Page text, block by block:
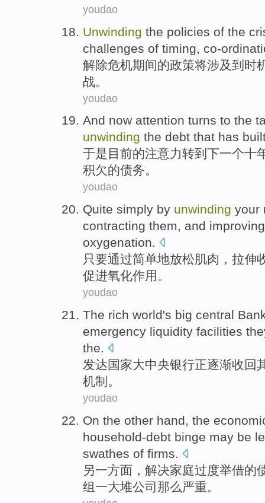
youdao
Unwinding the policies of the
challenges of timing
co-
解除危机期间的政策将涉及到时
战。
youdao
And now attention turns to the
unwinding the debt that has
于是目前的注意力转到 下一个十
积欠的债务。
youdao
Quite simply by unwinding your
contracting them, and improving
oxygenation.
只要通过简单地放松肌肉 ， 拉伸
促进氧化作用。
youdao
The rich world's big central
emergency liquidity facilities
the.
发达国家大中央银行正逐渐收回
机制 。
youdao
On the other hand, the
household-debt binge may be
swathes of firms.
另一方面，解决家庭过度举借的
组一大堆公司 那么严重。